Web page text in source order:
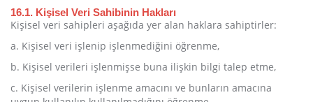
16.1. Kişisel Veri Sahibinin Hakları
Kişisel veri sahipleri aşağıda yer alan haklara sahiptirler:
a. Kişisel veri işlenip işlenmediğini öğrenme,
b. Kişisel verileri işlenmişse buna ilişkin bilgi talep etme,
c. Kişisel verilerin işlenme amacını ve bunların amacına